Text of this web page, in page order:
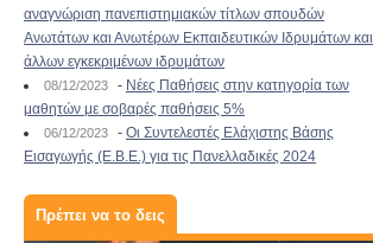
αναγνώριση πανεπιστημιακών τίτλων σπουδών
Ανωτάτων και Ανωτέρων Εκπαιδευτικών Ιδρυμάτων και
άλλων εγκεκριμένων ιδρυμάτων
08/12/2023 - Νέες Παθήσεις στην κατηγορία των
μαθητών με σοβαρές παθήσεις 5%
06/12/2023 - Οι Συντελεστές Ελάχιστης Βάσης
Εισαγωγής (Ε.Β.Ε.) για τις Πανελλαδικές 2024
Πρέπει να το δεις